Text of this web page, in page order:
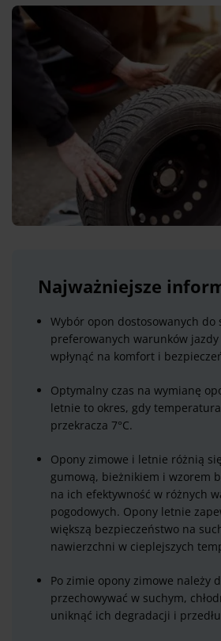
Najważniejsze
Wybór opon dostosowanych do
preferowanych warunków jazdy
wpłynąć na komfort i
Optymalny czas na wymianę
letnie to okres, gdy
przekracza 7°C.
Opony zimowe i letnie różnią
gumową, bieżnikiem i wzorem
na ich efektywność w różnych
pogodowych. Opony letnie
większą bezpieczeństwo na
nawierzchni w cieplejszych
Po zimie opony zimowe należy
przechowywać w suchym,
uniknąć ich degradacji i